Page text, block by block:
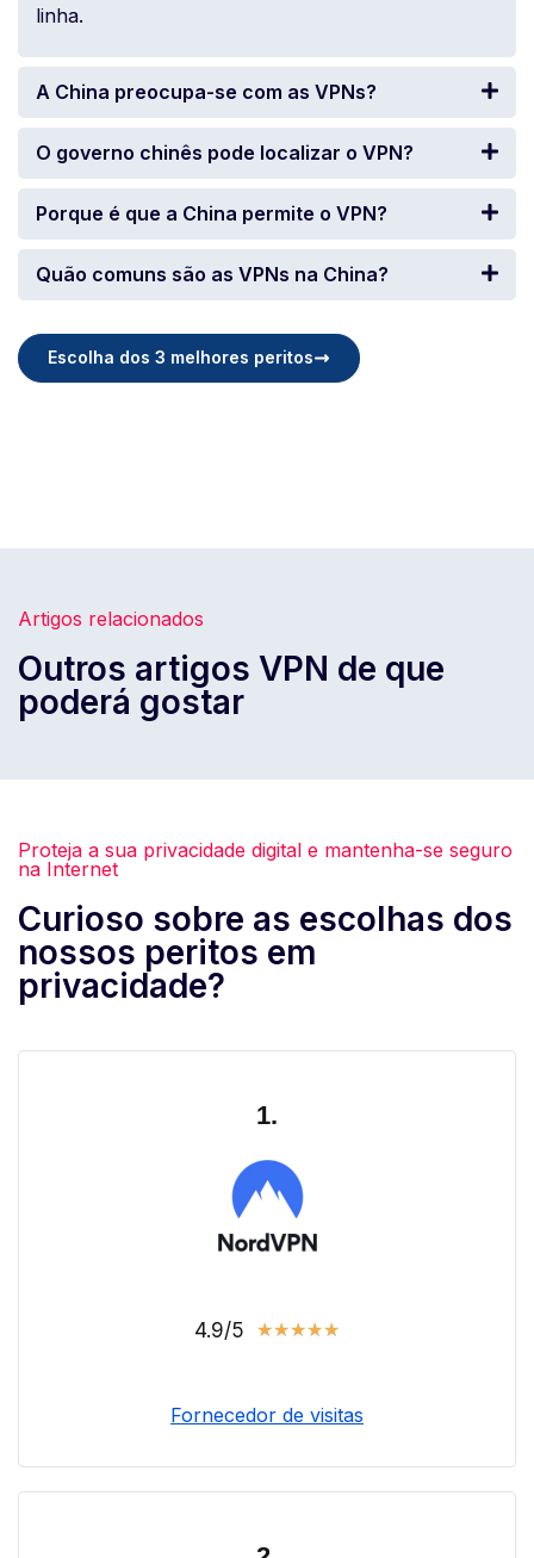
linha.
A China preocupa-se com as VPNs?
O governo chinês pode localizar o VPN?
Porque é que a China permite o VPN?
Quão comuns são as VPNs na China?
Escolha dos 3 melhores peritos
Artigos relacionados
Outros artigos VPN de que
poderá gostar
Proteja a sua privacidade digital e mantenha-se seguro
na Internet
Curioso sobre as escolhas dos
nossos peritos em
privacidade?
1.
4.9/5 ★★★★★
Fornecedor de visitas